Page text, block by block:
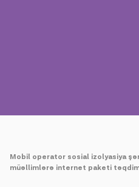
Mobil operator sosial izolyasiya
müəllimlərə internet paketi